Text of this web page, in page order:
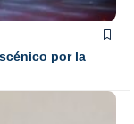
por la